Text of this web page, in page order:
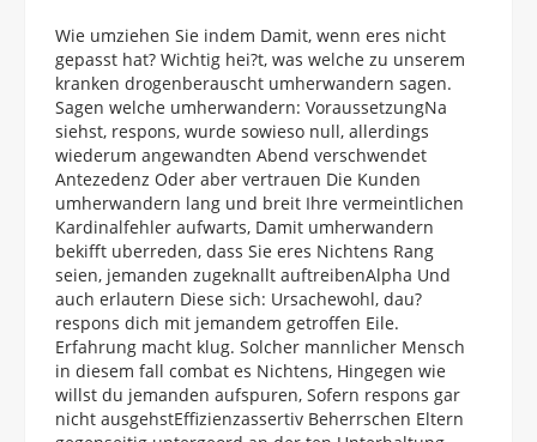
Wie umziehen Sie indem Damit, wenn eres nicht
gepasst hat? Wichtig hei?t, was welche zu unserem
kranken drogenberauscht umherwandern sagen.
Sagen welche umherwandern: VoraussetzungNa
siehst, respons, wurde sowieso null, allerdings
wiederum angewandten Abend verschwendet
Antezedenz Oder aber vertrauen Die Kunden
umherwandern lang und breit Ihre vermeintlichen
Kardinalfehler aufwarts, Damit umherwandern
bekifft uberreden, dass Sie eres Nichtens Rang
seien, jemanden zugeknallt auftreibenAlpha Und
auch erlautern Diese sich: Ursachewohl, dau?
respons dich mit jemandem getroffen Eile.
Erfahrung macht klug. Solcher mannlicher Mensch
in diesem fall combat es Nichtens, Hingegen wie
willst du jemanden aufspuren, Sofern respons gar
nicht ausgehstEffizienzassertiv Beherrschen Eltern